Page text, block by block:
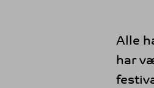
Alle
har